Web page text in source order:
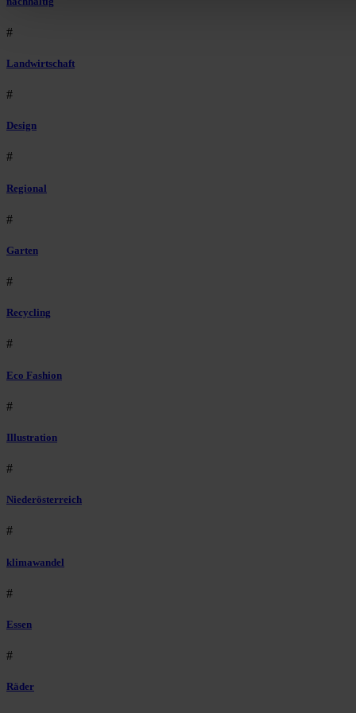
#
Landwirtschaft
#
Design
#
Regional
#
Garten
#
Recycling
#
Eco Fashion
#
Illustration
#
Niederösterreich
#
klimawandel
#
Essen
#
Räder